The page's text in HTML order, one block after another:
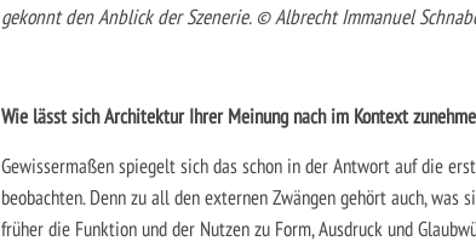
gekonnt den Anblick der Szenerie. © Albrecht Immanuel
Wie lässt sich Architektur Ihrer Meinung nach im Kontext
Gewissermaßen spiegelt sich das schon in der Antwort auf die
beobachten. Denn zu all den externen Zwängen gehört auch,
früher die Funktion und der Nutzen zu Form, Ausdruck und